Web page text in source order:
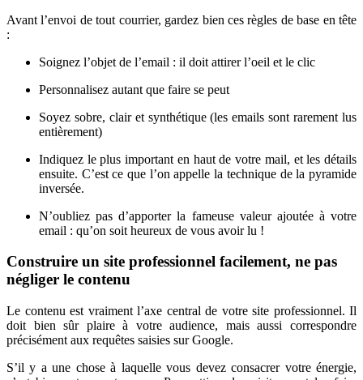
Avant l’envoi de tout courrier, gardez bien ces règles de base en tête
:
Soignez l’objet de l’email : il doit attirer l’oeil et le clic
Personnalisez autant que faire se peut
Soyez sobre, clair et synthétique (les emails sont rarement lus
entièrement)
Indiquez le plus important en haut de votre mail, et les détails
ensuite. C’est ce que l’on appelle la technique de la pyramide
inversée.
N’oubliez pas d’apporter la fameuse valeur ajoutée à votre
email : qu’on soit heureux de vous avoir lu !
Construire un site professionnel facilement, ne pas
négliger le contenu
Le contenu est vraiment l’axe central de votre site professionnel. Il
doit bien sûr plaire à votre audience, mais aussi correspondre
précisément aux requêtes saisies sur Google.
S’il y a une chose à laquelle vous devez consacrer votre énergie,